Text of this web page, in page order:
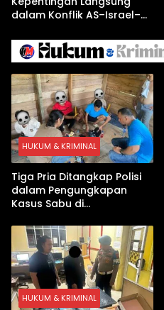
dalam Konflik AS–Israel–
HUKUM & KRIMINAL
Tiga Pria Ditangkap Polisi
dalam Pengungkapan
Kasus Sabu di
Digital hingga Bong Disita
HUKUM & KRIMINAL